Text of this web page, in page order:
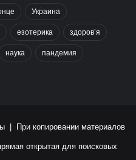
Украина
езотерика здоров’я
наука пандемия
| При копировании материалов
открытая для поисковых